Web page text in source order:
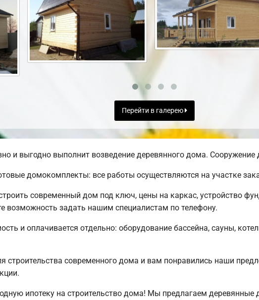
Перейти в галерею
и выгодно выполнит возведение деревянного дома. Сооружение
домокомплекты: все работы осуществляются на участке
современный дом под ключ, цены на каркас, устройство
возможность задать нашим специалистам по телефону.
и оплачивается отдельно: оборудование бассейна, сауны,
строительства современного дома и вам понравились наши
ипотеку на строительство дома! Мы предлагаем деревянные